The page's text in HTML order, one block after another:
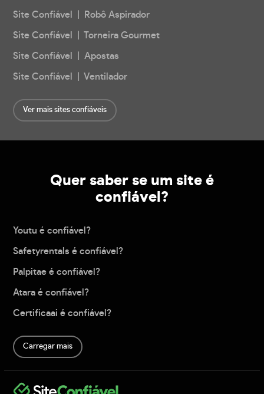
Site Confiável | Robô Aspirador
Site Confiável | Torneira Gourmet
Site Confiável | Apostas
Site Confiável | Ventilador
Ver mais sites confiáveis
Quer saber se um site é
confiável?
Youtu é confiável?
Safetyrentals é confiável?
Palpitae é confiável?
Atara é confiável?
Certificaai é confiável?
Carregar mais